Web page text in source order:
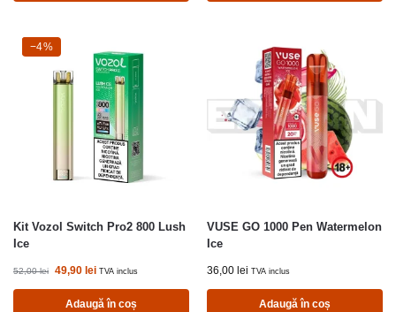
-4%
−4%
Kit Vozol Switch Pro2 800 Lush
Ice
52,00lei 49,90 lei TVA inclus
Adaugă în coș
VUSE GO 1000 Pen Watermelon
Ice
36,00 lei TVA inclus
Adaugă în coș